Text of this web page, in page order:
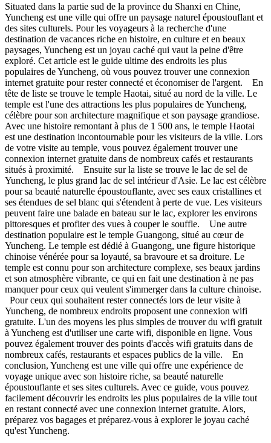
Situated dans la partie sud de la province du Shanxi en Chine,
Yuncheng est une ville qui offre un paysage naturel époustouflant et
des sites culturels. Pour les voyageurs à la recherche d'une
destination de vacances riche en histoire, en culture et en beaux
paysages, Yuncheng est un joyau caché qui vaut la peine d'être
exploré. Cet article est le guide ultime des endroits les plus
populaires de Yuncheng, où vous pouvez trouver une connexion
internet gratuite pour rester connecté et économiser de l'argent. En
tête de liste se trouve le temple Haotai, situé au nord de la ville. Le
temple est l'une des attractions les plus populaires de Yuncheng,
célèbre pour son architecture magnifique et son paysage grandiose.
Avec une histoire remontant à plus de 1 500 ans, le temple Haotai
est une destination incontournable pour les visiteurs de la ville. Lors
de votre visite au temple, vous pouvez également trouver une
connexion internet gratuite dans de nombreux cafés et restaurants
situés à proximité. Ensuite sur la liste se trouve le lac de sel de
Yuncheng, le plus grand lac de sel intérieur d'Asie. Le lac est célèbre
pour sa beauté naturelle époustouflante, avec ses eaux cristallines et
ses étendues de sel blanc qui s'étendent à perte de vue. Les visiteurs
peuvent faire une balade en bateau sur le lac, explorer les environs
pittoresques et profiter des vues à couper le souffle. Une autre
destination populaire est le temple Guangong, situé au cœur de
Yuncheng. Le temple est dédié à Guangong, une figure historique
chinoise vénérée pour sa loyauté, sa bravoure et sa droiture. Le
temple est connu pour son architecture complexe, ses beaux jardins
et son atmosphère vibrante, ce qui en fait une destination à ne pas
manquer pour ceux qui veulent s'immerger dans la culture chinoise.
Pour ceux qui souhaitent rester connectés lors de leur visite à
Yuncheng, de nombreux endroits proposent une connexion wifi
gratuite. L'un des moyens les plus simples de trouver du wifi gratuit
à Yuncheng est d'utiliser une carte wifi, disponible en ligne. Vous
pouvez également trouver des points d'accès wifi gratuits dans de
nombreux cafés, restaurants et espaces publics de la ville. En
conclusion, Yuncheng est une ville qui offre une expérience de
voyage unique avec son histoire riche, sa beauté naturelle
époustouflante et ses sites culturels. Avec ce guide, vous pouvez
facilement découvrir les endroits les plus populaires de la ville tout
en restant connecté avec une connexion internet gratuite. Alors,
préparez vos bagages et préparez-vous à explorer le joyau caché
qu'est Yuncheng.